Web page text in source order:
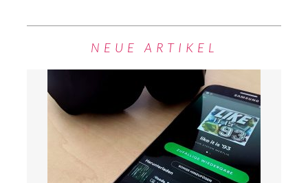
NEUE ARTIKEL